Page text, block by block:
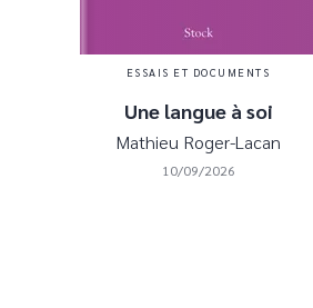
ESSAIS ET DOCUMENTS
Une langue à soi
Mathieu Roger-Lacan
10/09/2026